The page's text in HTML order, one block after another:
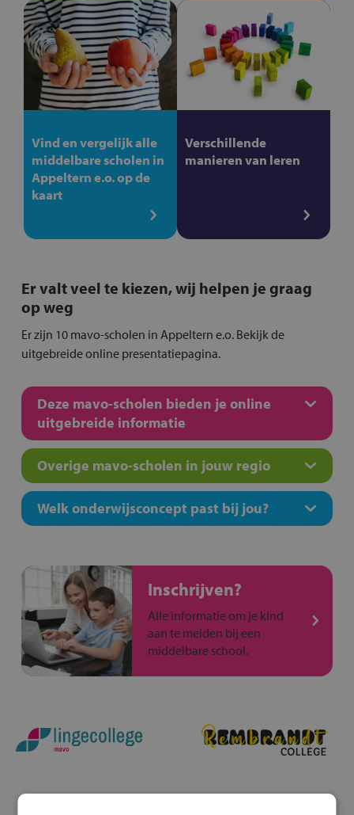
Vind en vergelijk alle
middelbare scholen in
Appeltern e.o. op de
kaart
Verschillende
manieren van leren
Er valt veel te kiezen, wij helpen je graag
op weg
Er zijn 10 mavo-scholen in Appeltern e.o. Bekijk de
uitgebreide online presentatiepagina.
Deze mavo-scholen bieden je online
uitgebreide informatie
Overige mavo-scholen in jouw regio
Welk onderwijsconcept past bij jou?
Inschrijven?
Alle informatie om je kind
aan te melden bij een
middelbare school.